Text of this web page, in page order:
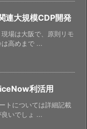
連大規模CDP開発
場は大阪で、原則リモ
高めまで ...
利活用
トについては詳細記載
いでしょ ...